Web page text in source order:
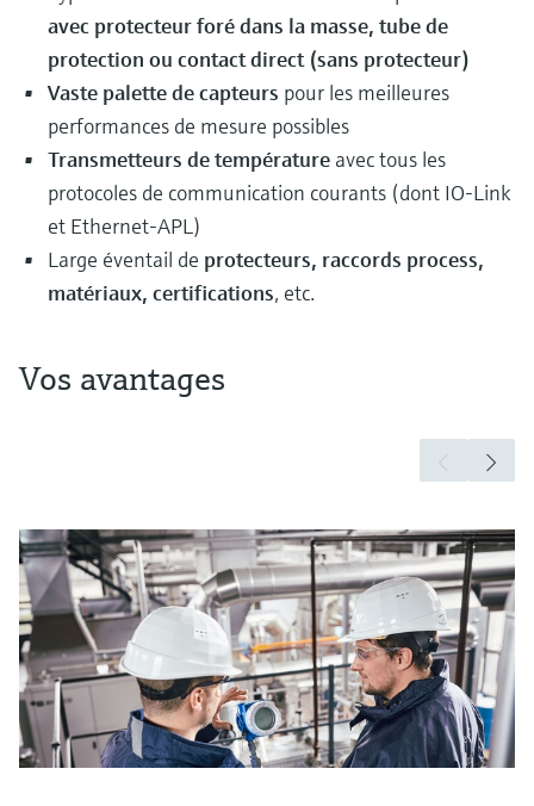
avec protecteur foré dans la masse, tube de
protection ou contact direct (sans protecteur)
Vaste palette de capteurs pour les meilleures
performances de mesure possibles
Transmetteurs de température avec tous les
protocoles de communication courants (dont IO-Link
et Ethernet-APL)
Large éventail de protecteurs, raccords process,
matériaux, certifications, etc.
Vos avantages